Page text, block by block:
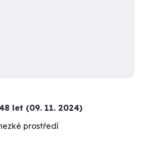
48 let (09. 11. 2024)
prostředí